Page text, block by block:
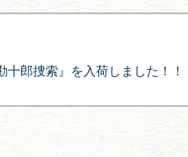
十郎捜索』を入荷しました！！